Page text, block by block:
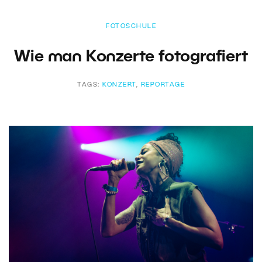
FOTOSCHULE
Wie man Konzerte fotografiert
TAGS: KONZERT , REPORTAGE